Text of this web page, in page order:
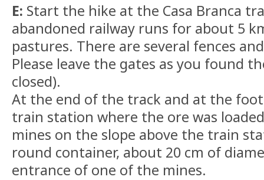
E: Start the hike at the Casa Branca
abandoned railway runs for about 5
pastures. There are several fences
Please leave the gates as you found
closed).
At the end of the track and at the
train station where the ore was
mines on the slope above the train
round container, about 20 cm of
entrance of one of the mines.